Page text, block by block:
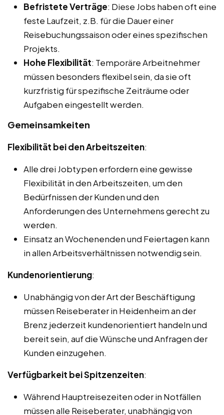
Befristete Verträge: Diese Jobs haben oft eine
feste Laufzeit, z.B. für die Dauer einer
Reisebuchungssaison oder eines spezifischen
Projekts.
Hohe Flexibilität: Temporäre Arbeitnehmer
müssen besonders flexibel sein, da sie oft
kurzfristig für spezifische Zeiträume oder
Aufgaben eingestellt werden.
Gemeinsamkeiten
Flexibilität bei den Arbeitszeiten:
Alle drei Jobtypen erfordern eine gewisse
Flexibilität in den Arbeitszeiten, um den
Bedürfnissen der Kunden und den
Anforderungen des Unternehmens gerecht zu
werden.
Einsatz an Wochenenden und Feiertagen kann
in allen Arbeitsverhältnissen notwendig sein.
Kundenorientierung:
Unabhängig von der Art der Beschäftigung
müssen Reiseberater in Heidenheim an der
Brenz jederzeit kundenorientiert handeln und
bereit sein, auf die Wünsche und Anfragen der
Kunden einzugehen.
Verfügbarkeit bei Spitzenzeiten:
Während Hauptreisezeiten oder in Notfällen
müssen alle Reiseberater, unabhängig von